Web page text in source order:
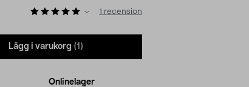
1 recension
Lägg i varukorg (1)
Onlinelager